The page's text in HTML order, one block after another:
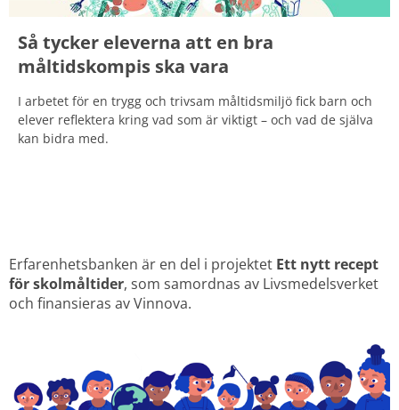
Så tycker eleverna att en bra
måltidskompis ska vara
I arbetet för en trygg och trivsam måltidsmiljö fick barn och
elever reflektera kring vad som är viktigt – och vad de själva
kan bidra med.
Erfarenhetsbanken är en del i projektet Ett nytt recept
för skolmåltider, som samordnas av Livsmedelsverket
och finansieras av Vinnova.